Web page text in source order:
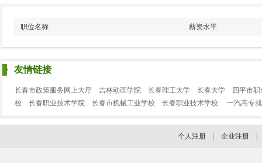
职位名称 薪资水平
友情链接
长春市政策服务网上大厅 吉林动画学院 长春理工大学 长春大学
四平市
校
长春职业技术学院 长春市机械工业学校 长春职业技术学校 一汽高专
个人注册 企业注册